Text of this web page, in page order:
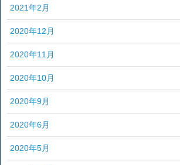
2021年2月
2020年12月
2020年11月
2020年10月
2020年9月
2020年6月
2020年5月